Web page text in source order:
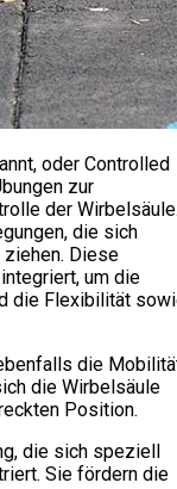
oder Controlled
zur
der
die sich
Diese
um die
die Flexibilität
die
die Wirbelsäule
Position.
die sich speziell
Sie fördern die